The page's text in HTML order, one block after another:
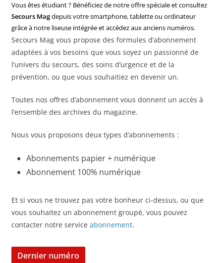
Vous êtes étudiant ? Bénéficiez de notre offre spéciale et consultez
Secours Magdepuis votre smartphone, tablette ou ordinateur
grâce à notre liseuse intégrée et accédez aux anciens numéros.
Secours Mag vous propose des formules d’abonnement
adaptées à vos besoins que vous soyez un passionné de
l’univers du secours, des soins d’urgence et de la
prévention, ou que vous souhaitiez en devenir un.
Toutes nos offres d’abonnement vous donnent un accès à
l’ensemble des archives du magazine.
Nous vous proposons deux types d’abonnements :
Abonnements papier + numérique
Abonnement 100% numérique
Et si vous ne trouvez pas votre bonheur ci-dessus, ou que
vous souhaitez un abonnement groupé, vous pouvez
contacter notre service abonnement.
Dernier numéro